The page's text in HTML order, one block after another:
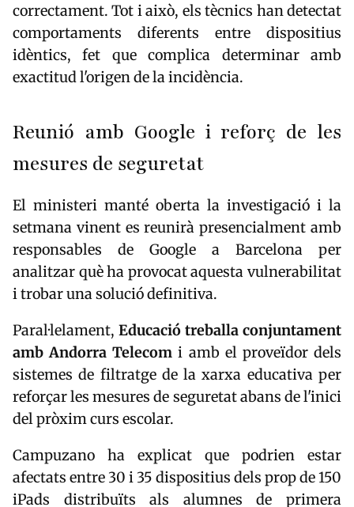
correctament. Tot i això, els tècnics han detectat
comportaments diferents entre dispositius
idèntics, fet que complica determinar amb
exactitud l'origen de la incidència.
Reunió amb Google i reforç de les
mesures de seguretat
El ministeri manté oberta la investigació i la
setmana vinent es reunirà presencialment amb
responsables de Google a Barcelona per
analitzar què ha provocat aquesta vulnerabilitat
i trobar una solució definitiva.
Paral·lelament, Educació treballa conjuntament
amb Andorra Telecom i amb el proveïdor dels
sistemes de filtratge de la xarxa educativa per
reforçar les mesures de seguretat abans de l'inici
del pròxim curs escolar.
Campuzano ha explicat que podrien estar
afectats entre 30 i 35 dispositius dels prop de 150
iPads distribuïts als alumnes de primera